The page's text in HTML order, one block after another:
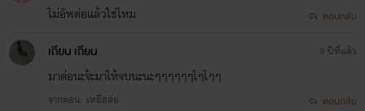
ไม่อัพต่อแล้วใช่ไหม
ตอบกลับ
เถึยน เถึยน
มาต่อนะจ้ะมาให้จบนะนะๆๆๆๆๆๆไๆไๆๆ
จากตอน: เหยื่อล่อ
9 ปีที่แล้ว
ตอบกลับ